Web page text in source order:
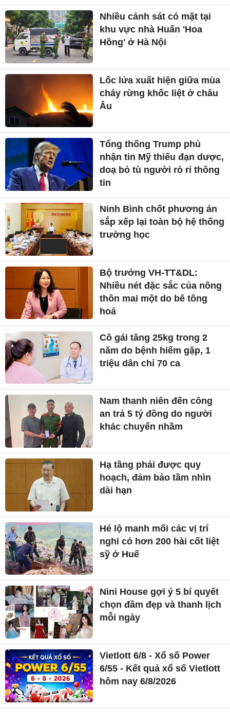
Nhiều cảnh sát có mặt tại
khu vực nhà Huấn 'Hoa
Hồng' ở Hà Nội
Lốc lửa xuất hiện giữa mùa
cháy rừng khốc liệt ở châu
Âu
Tổng thống Trump phủ
nhận tin Mỹ thiếu đạn dược,
doạ bỏ tù người rò rỉ thông
tin
Ninh Bình chốt phương án
sắp xếp lại toàn bộ hệ thống
trường học
Bộ trưởng VH-TT&DL:
Nhiều nét đặc sắc của nông
thôn mai một do bê tông
hoá
Cô gái tăng 25kg trong 2
năm do bệnh hiếm gặp, 1
triệu dân chỉ 70 ca
Nam thanh niên đến công
an trả 5 tỷ đồng do người
khác chuyển nhầm
Hạ tầng phải được quy
hoạch, đảm bảo tầm nhìn
dài hạn
Hé lộ manh mối các vị trí
nghi có hơn 200 hài cốt liệt
sỹ ở Huế
Nini House gợi ý 5 bí quyết
chọn đầm đẹp và thanh lịch
mỗi ngày
Vietlott 6/8 - Xổ số Power
6/55 - Kết quả xổ số Vietlott
hôm nay 6/8/2026